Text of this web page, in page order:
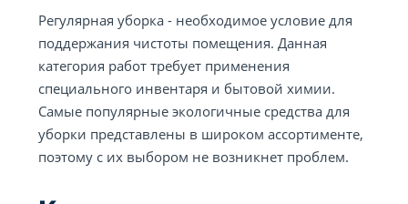
Регулярная уборка - необходимое условие для
поддержания чистоты помещения. Данная
категория работ требует применения
специального инвентаря и бытовой химии.
Самые популярные экологичные средства для
уборки представлены в широком ассортименте,
поэтому с их выбором не возникнет проблем.